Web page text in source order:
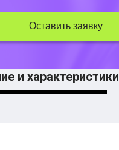
песни)
(вокал)
Оставить заявку
и характеристики